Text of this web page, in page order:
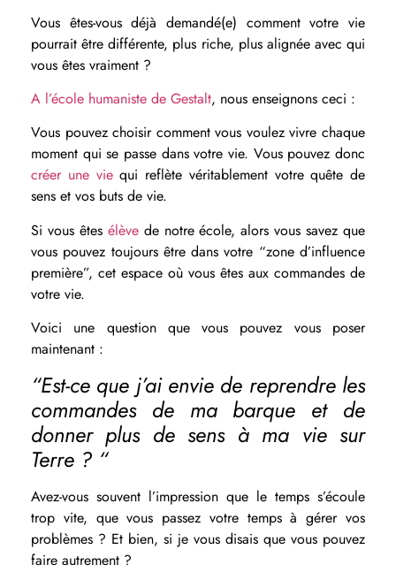
Vous êtes-vous déjà demandé(e) comment votre vie
pourrait être différente, plus riche, plus alignée avec qui
vous êtes vraiment ?
A l’école humaniste de Gestalt, nous enseignons ceci :
Vous pouvez choisir comment vous voulez vivre chaque
moment qui se passe dans votre vie. Vous pouvez donc
créer une viequi reflète véritablement votre quête de
sens et vos buts de vie.
Si vous êtes élèvede notre école, alors vous savez que
vous pouvez toujours être dans votre “zone d’influence
première”, cet espace où vous êtes aux commandes de
votre vie.
Voici une question que vous pouvez vous poser
maintenant :
“Est-ce que j’ai envie de reprendre les
commandes de ma barque et de
donner plus de sens à ma vie sur
Terre ? “
Avez-vous souvent l’impression que le temps s’écoule
trop vite, que vous passez votre temps à gérer vos
problèmes ? Et bien, si je vous disais que vous pouvez
faire autrement ?